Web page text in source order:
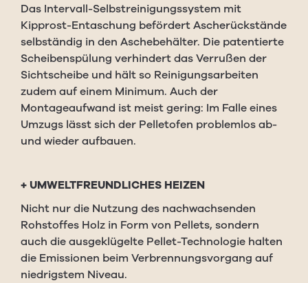
Das Intervall-Selbstreinigungssystem mit
Kipprost-Entaschung befördert Ascherückstände
selbständig in den Aschebehälter. Die patentierte
Scheibenspülung verhindert das Verrußen der
Sichtscheibe und hält so Reinigungsarbeiten
zudem auf einem Minimum. Auch der
Montageaufwand ist meist gering: Im Falle eines
Umzugs lässt sich der Pelletofen problemlos ab-
und wieder aufbauen.
+ UMWELTFREUNDLICHES HEIZEN
Nicht nur die Nutzung des nachwachsenden
Rohstoffes Holz in Form von Pellets, sondern
auch die ausgeklügelte Pellet-Technologie halten
die Emissionen beim Verbrennungsvorgang auf
niedrigstem Niveau.